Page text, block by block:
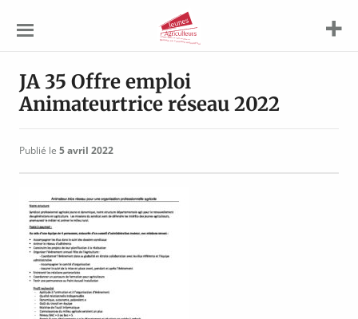
Agriculteurs
JA 35 Offre emploi
Animateurtrice réseau 2022
Publié le 5 avril 2022